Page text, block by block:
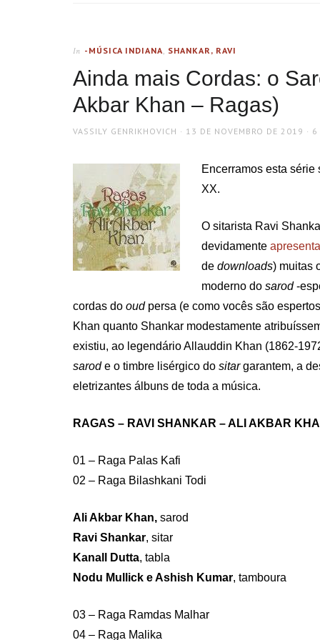
In -MÚSICA INDIANA, SHANKAR, RAVI
Ainda mais Cordas: o
Akbar Khan – Ragas)
AUTHOR
VASSILY GENRIKHOVICH
POSTED
13 DE NOVEMBRO DE 2019 6
Encerramos esta
XX.
O sitarista Ravi
devidamente
de downloads) muitas
moderno do sarod-
cordas do oud persa (e como vocês são
Khan quanto Shankar modestamente
existiu, ao legendário Allauddin Khan (1862-
sarode o timbre lisérgico do sitar garantem, a
eletrizantes álbuns de toda a música.
RAGAS – RAVI SHANKAR – ALI AKBAR
01 – Raga Palas Kafi
02 – Raga Bilashkani Todi
Ali Akbar Khan, sarod
Ravi Shankar, sitar
Kanall Dutta, tabla
Nodu Mullick e Ashish Kumar, tamboura
03 – Raga Ramdas Malhar
04 – Raga Malika